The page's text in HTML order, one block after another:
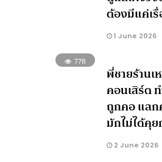
ต้องมีแค่เ
1 June 2026
778
พี่ชายร้านเ
คอนเสิร์ต
ถูกคอ แล
มักไม่ได้คุ
2 June 2026